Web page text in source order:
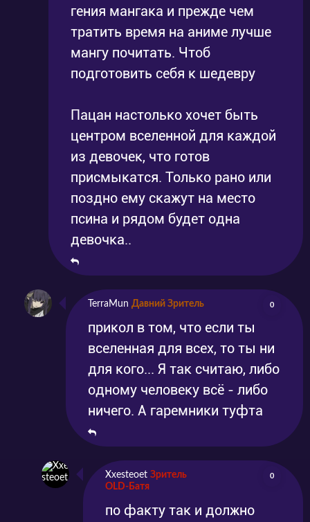
гения мангака и прежде чем
тратить время на аниме лучше
мангу почитать. Чтоб
подготовить себя к шедевру
Пацан настолько хочет быть
центром вселенной для каждой
из девочек, что готов
присмыкатся. Только рано или
поздно ему скажут на место
псина и рядом будет одна
девочка..
TerraMun Давний Зритель 0
прикол в том, что если ты
вселенная для всех, то ты ни
для кого... Я так считаю, либо
одному человеку всё - либо
ничего. А гаремники туфта
Xxesteoet Зритель
OLD-Батя
0
по факту так и должно